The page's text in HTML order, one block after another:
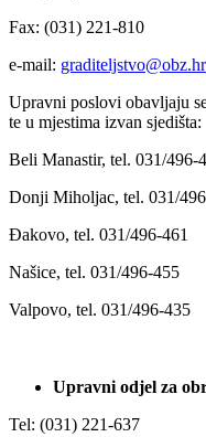
Fax: (031) 221-810
e-mail: graditeljstvo@obz.hr
Upravni poslovi obavljaju
te u mjestima izvan sjedišta:
Beli Manastir, tel. 031/496-
Donji Miholjac, tel. 031/
Đakovo, tel. 031/496-461
Našice, tel. 031/496-455
Valpovo, tel. 031/496-435
Upravni odjel za
Tel: (031) 221-637